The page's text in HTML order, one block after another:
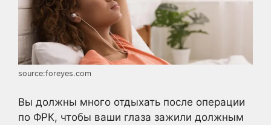
source:foreyes.com
Вы должны много отдыхать после операции
по ФРК, чтобы ваши глаза зажили должным